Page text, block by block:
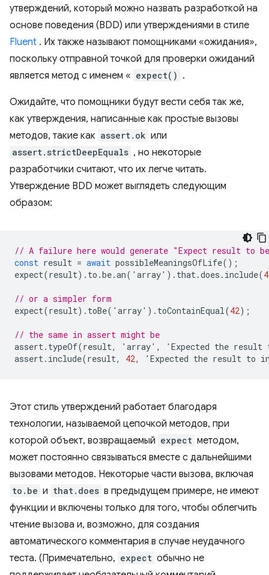
утверждений, который можно назвать разработкой на
основе поведения (BDD) или утверждениями в стиле
Fluent . Их также называют помощниками «ожидания»,
поскольку отправной точкой для проверки ожиданий
является метод с именем « expect() .
Ожидайте, что помощники будут вести себя так же,
как утверждения, написанные как простые вызовы
методов, такие как assert.ok или
assert.strictDeepEquals , но некоторые
разработчики считают, что их легче читать.
Утверждение BDD может выглядеть следующим
образом:
// A failure here would generate "Expect result to
const result = await possibleMeaningsOfLife();
expect(result). to .be.an( ' array' ). that.does . include(
// or a simpler form
expect(result). toBe( ' array' ). toContainEqual(42);
// the same in assert might be
assert. typeOf(result, ' array' , ' Expected the result
assert. include(result, 42, ' Expected the result to
Этот стиль утверждений работает благодаря
технологии, называемой цепочкой методов, при
которой объект, возвращаемый expect методом,
может постоянно связываться вместе с дальнейшими
вызовами методов. Некоторые части вызова, включая
to.be и that.does в предыдущем примере, не имеют
функции и включены только для того, чтобы облегчить
чтение вызова и, возможно, для создания
автоматического комментария в случае неудачного
теста. (Примечательно, expect обычно не